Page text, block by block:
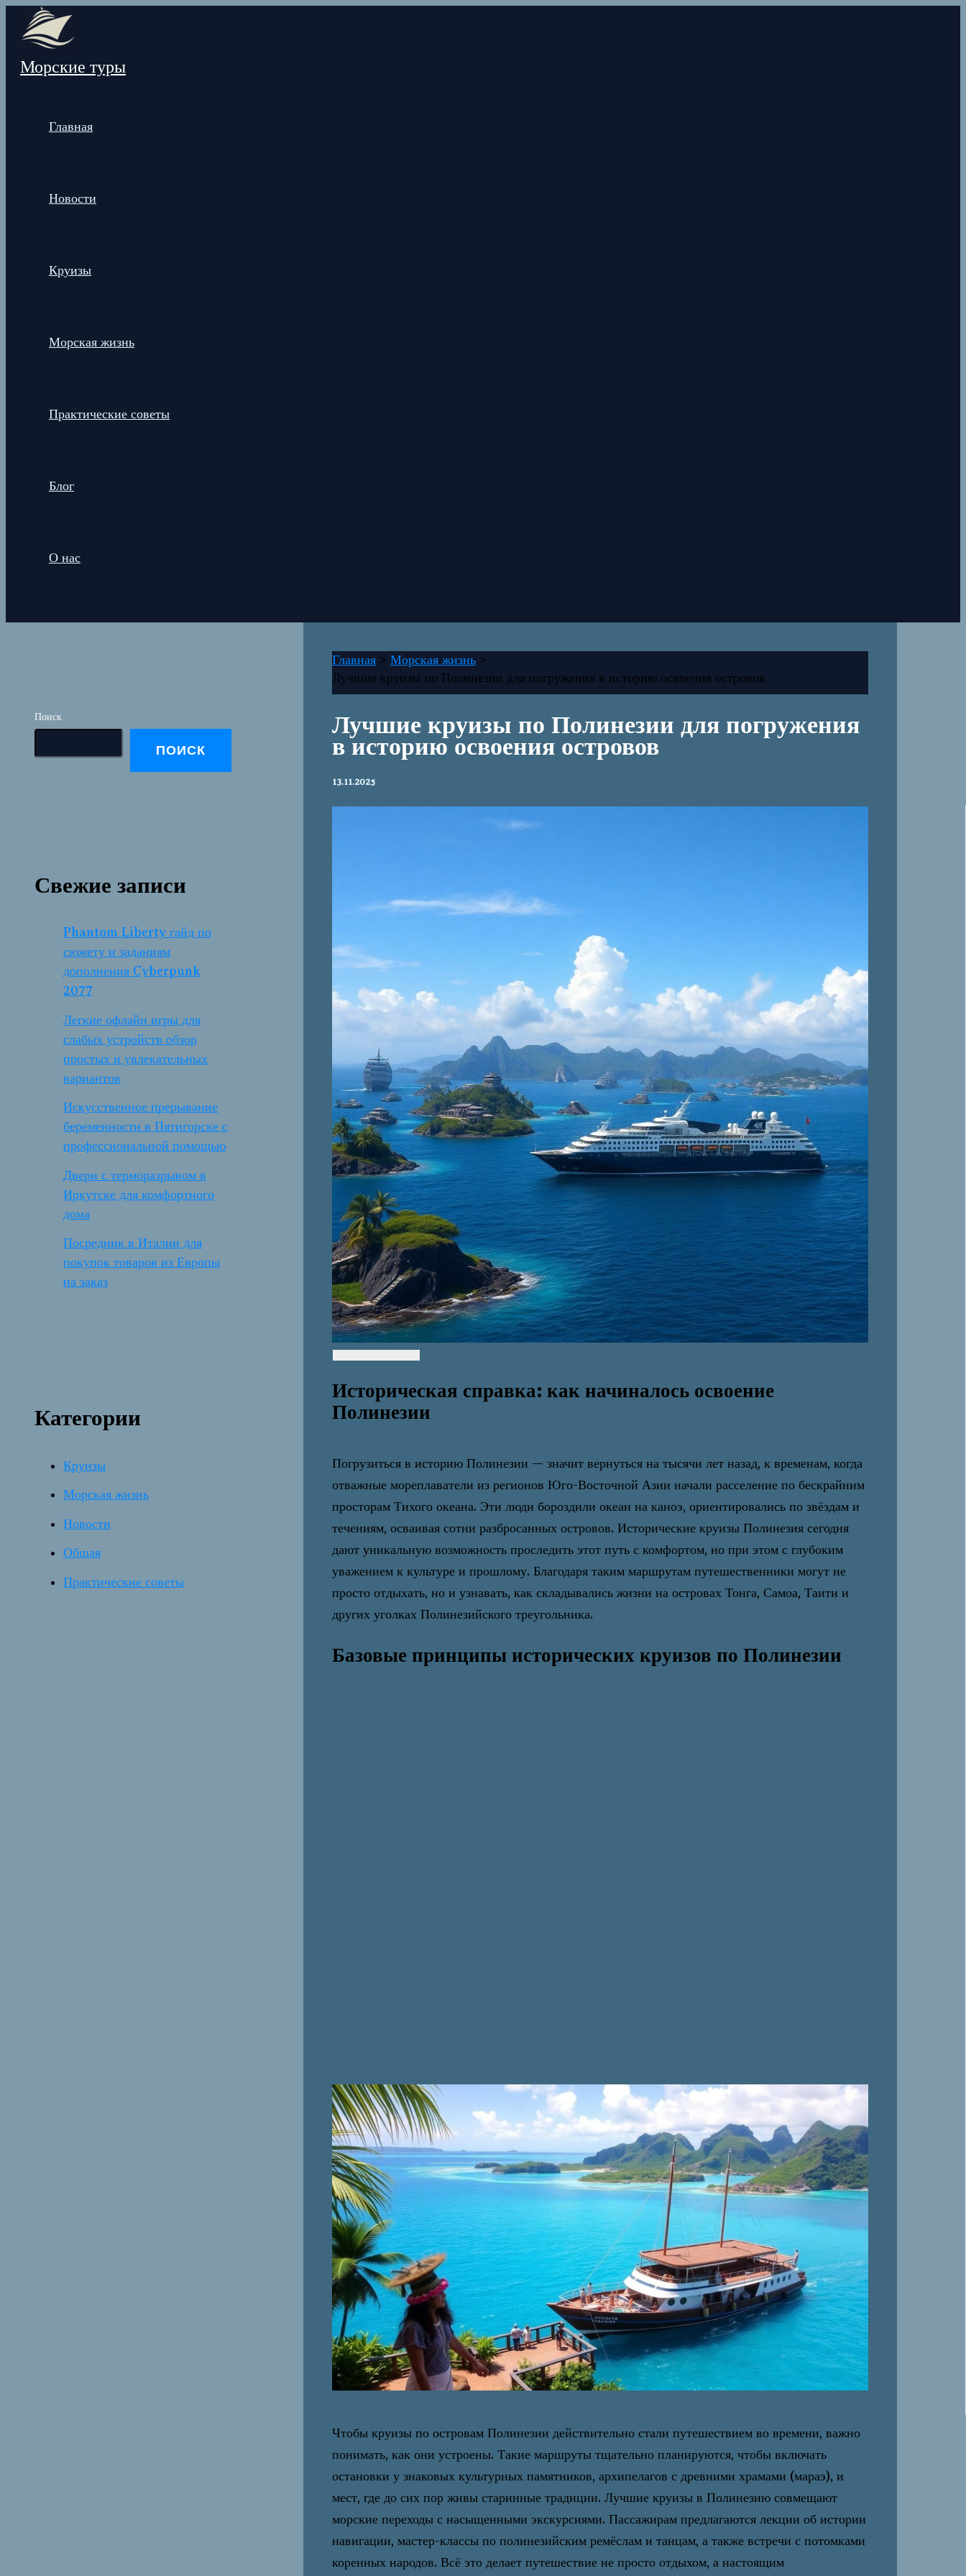
Перейти
содержимому
Морские туры
Главная
Новости
Круизы
Морская жизнь
Практические советы
Блог
О нас
Поиск
ПОИСК
Свежие записи
Phantom Liberty гайд по
сюжету и заданиям
дополнения Cyberpunk
2077
Легкие офлайн игры для
слабых устройств обзор
простых и увлекательных
вариантов
Искусственное прерывание
беременности в Пятигорске с
профессиональной помощью
Двери с терморазрывом в
Иркутске для комфортного
дома
Посредник в Италии для
покупок товаров из Европы
на заказ
Категории
Круизы
Морская жизнь
Новости
Общая
Практические советы
Главная
Морская жизнь
Лучшие круизы по Полинезии для погружения в историю освоения островов
Лучшие круизы по Полинезии для погружения
в историю освоения островов
13.11.2025
Историческая справка: как начиналось освоение
Полинезии
Погрузиться в историю Полинезии — значит вернуться на тысячи лет назад, к временам, когда
отважные мореплаватели из регионов Юго-Восточной Азии начали расселение по бескрайним
просторам Тихого океана. Эти люди бороздили океан на каноэ, ориентировались по звёздам и
течениям, осваивая сотни разбросанных островов. Исторические круизы Полинезия сегодня
дают уникальную возможность проследить этот путь с комфортом, но при этом с глубоким
уважением к культуре и прошлому. Благодаря таким маршрутам путешественники могут не
просто отдыхать, но и узнавать, как складывались жизни на островах Тонга, Самоа, Таити и
других уголках Полинезийского треугольника.
Базовые принципы исторических круизов по Полинезии
Чтобы круизы по островам Полинезии действительно стали путешествием во времени, важно
понимать, как они устроены. Такие маршруты тщательно планируются, чтобы включать
остановки у знаковых культурных памятников, архипелагов с древними храмами (мараэ), и
мест, где до сих пор живы старинные традиции. Лучшие круизы в Полинезию совмещают
морские переходы с насыщенными экскурсиями. Пассажирам предлагаются лекции об истории
навигации, мастер-классы по полинезийским ремёслам и танцам, а также встречи с потомками
коренных народов. Всё это делает путешествие не просто отдыхом, а настоящим